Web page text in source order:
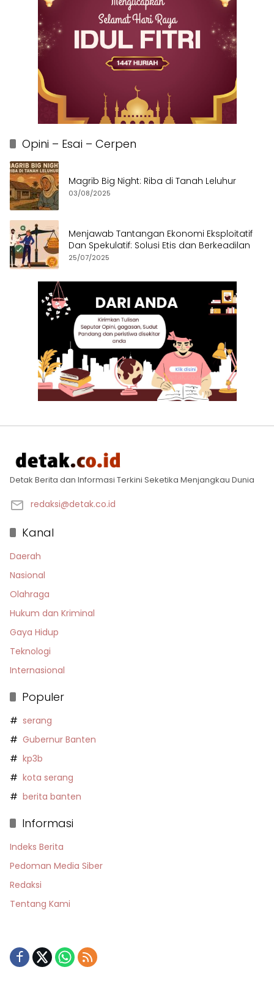
Opini – Esai – Cerpen
Magrib Big Night: Riba di Tanah Leluhur
03/08/2025
Menjawab Tantangan Ekonomi Eksploitatif
Dan Spekulatif: Solusi Etis dan Berkeadilan
25/07/2025
Detak Berita dan Informasi Terkini Seketika Menjangkau Dunia
redaksi@detak.co.id
Kanal
Daerah
Nasional
Olahraga
Hukum dan Kriminal
Gaya Hidup
Teknologi
Internasional
Populer
serang
Gubernur Banten
kp3b
kota serang
berita banten
Informasi
Indeks Berita
Pedoman Media Siber
Redaksi
Tentang Kami